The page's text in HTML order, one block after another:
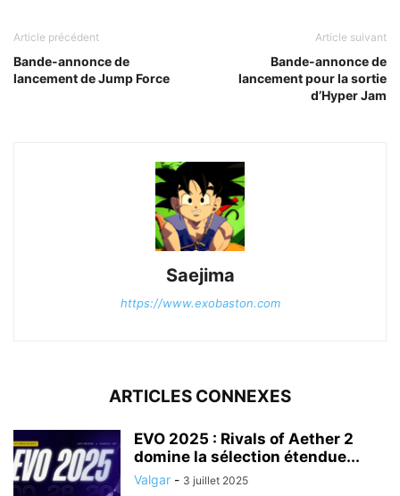
Article précédent
Bande-annonce de
lancement de Jump Force
Article suivant
Bande-annonce de
lancement pour la sortie
d’Hyper Jam
Saejima
https://www.exobaston.com
ARTICLES CONNEXES
EVO 2025 : Rivals of Aether 2
domine la sélection étendue...
Valgar - 3 juillet 2025